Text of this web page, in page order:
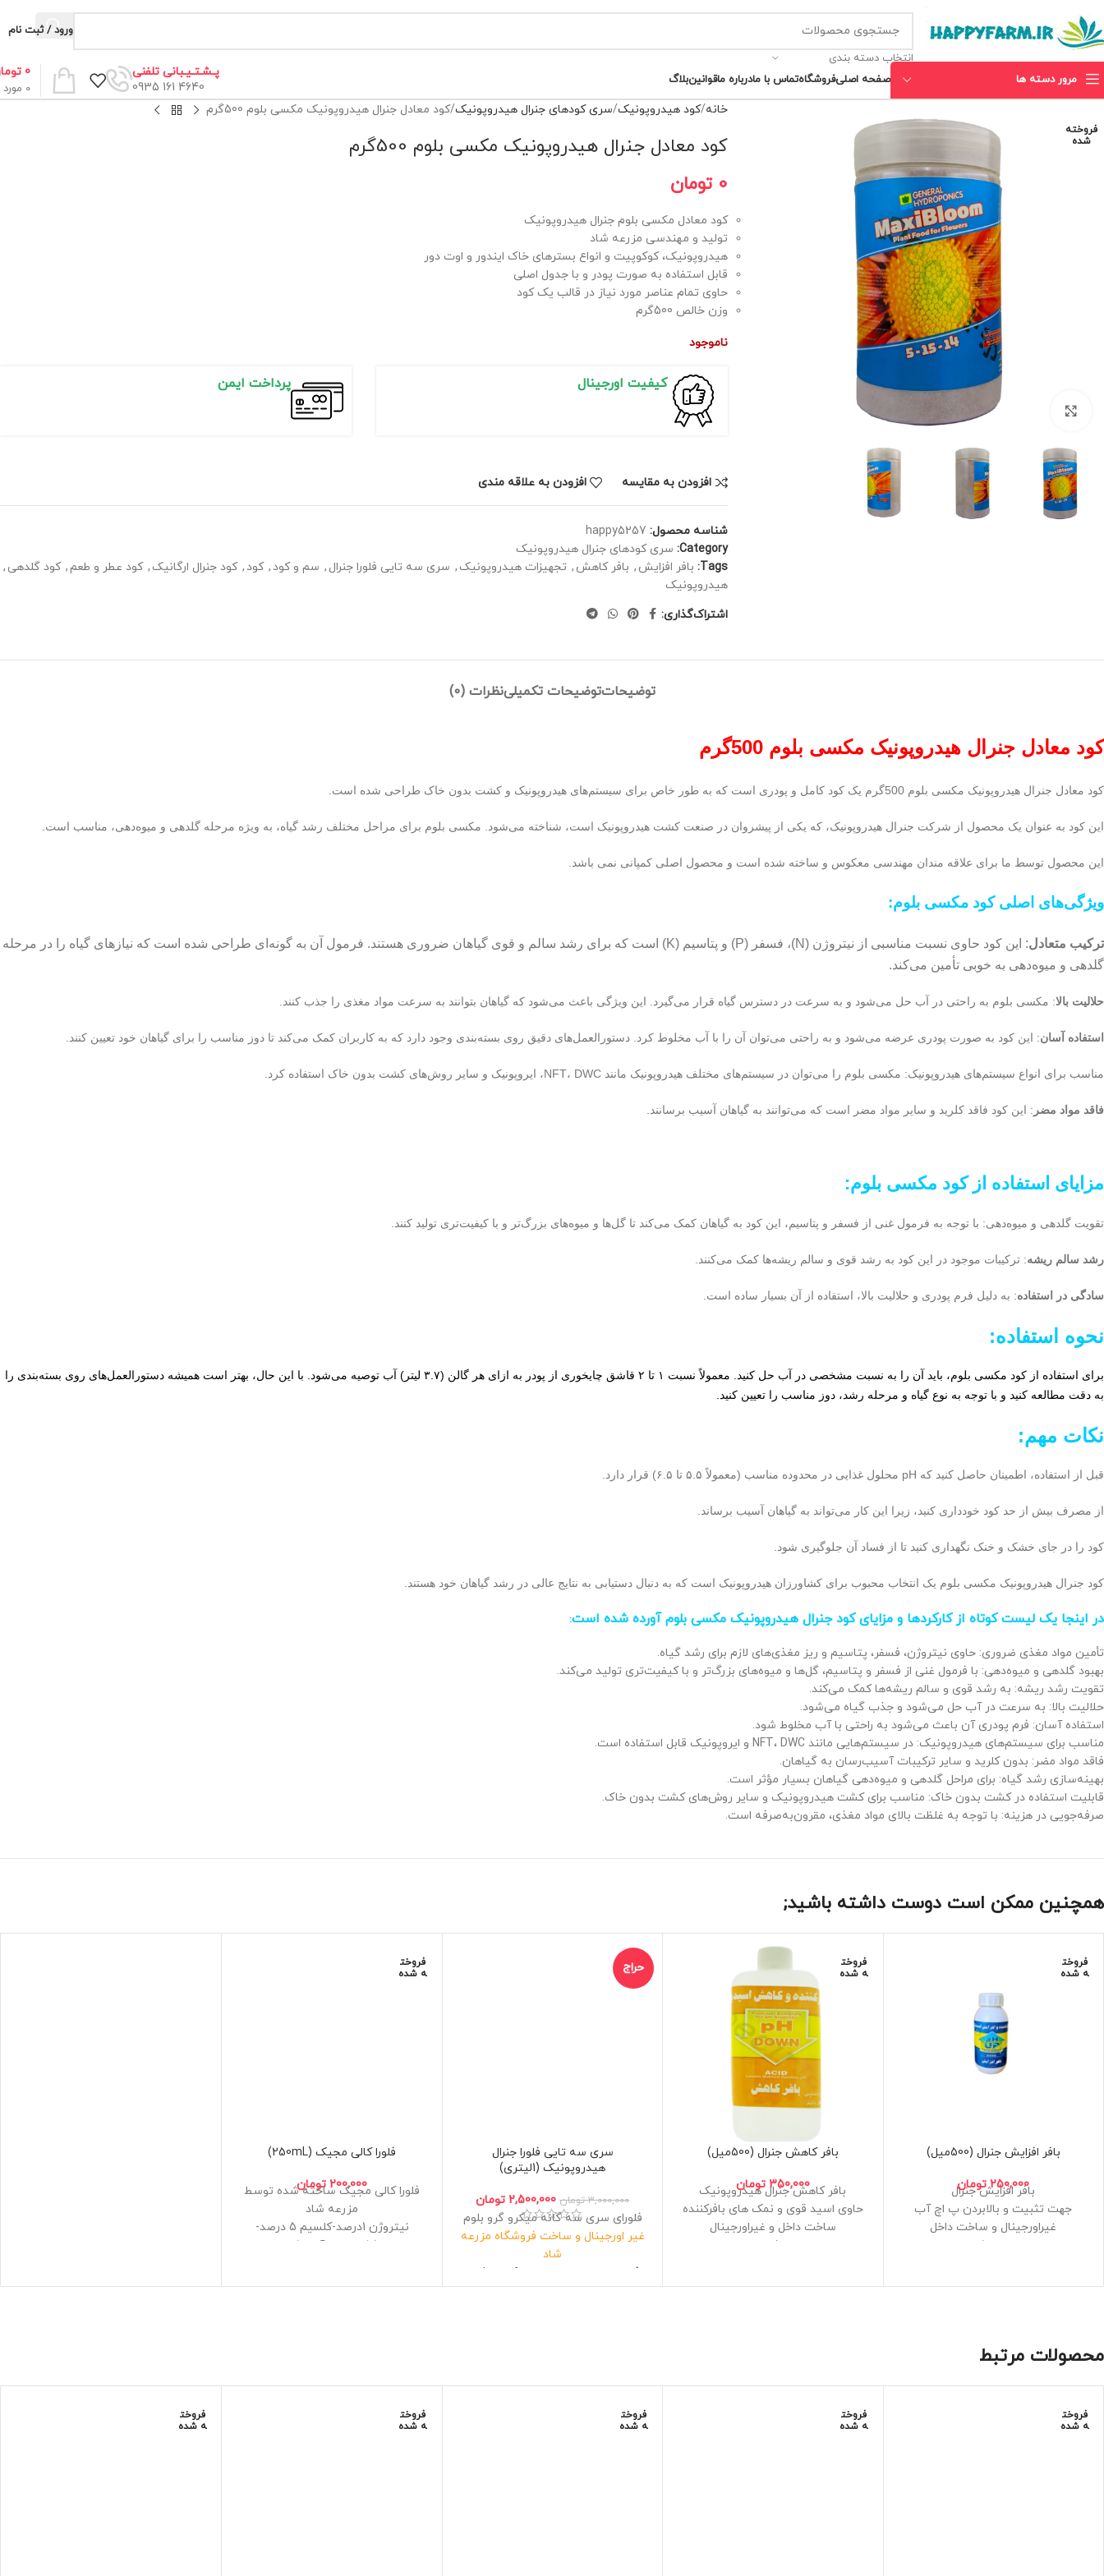
انتخاب دسته بندی
ورود / ثبت نام
مرور دسته ها صفحه اصلیفروشگاهتماس با مادرباره ماقوانینبلاگ
پـشـتـیـبانی تلفنی
4640 161 0935
0 مورد
0
فروخته
شده
برای بزرگنمایی کلیک کنید
خانه کود هیدروپونیک سری کودهای جنرال هیدروپونیک کود معادل جنرال هیدروپونیک مکسی بلوم 500گرم
کود معادل جنرال هیدروپونیک مکسی بلوم 500گرم
0 تومان
کود معادل مکسی بلوم جنرال هیدروپونیک
تولید و مهندسی مزرعه شاد
هیدروپونیک، کوکوپیت و انواع بسترهای خاک ایندور و اوت دور
قابل استفاده به صورت پودر و با جدول اصلی
حاوی تمام عناصر مورد نیاز در قالب یک کود
وزن خالص 500گرم
ناموجود
کیفیت اورجینال پرداخت ایمن
افزودن به مقایسه افزودن به علاقه مندی
شناسه محصول: happy5257
Category: سری کودهای جنرال هیدروپونیک
Tags: بافر افزایش , بافر کاهش , تجهیزات هیدروپونیک , سری سه تایی فلورا جنرال , سم و کود , کود , کود جنرال ارگانیک , کود عطر و طعم, کود گلدهی ,
هیدروپونیک
اشتراک‌گذاری:
توضیحاتتوضیحات تکمیلینظرات (0)
کود معادل جنرال هیدروپونیک مکسی بلوم 500گرم
کود معادل جنرال هیدروپونیک مکسی بلوم 500گرم یک کود کامل و پودری است که به طور خاص برای سیستم‌های هیدروپونیک و کشت بدون خاک طراحی شده است.
این کود به عنوان یک محصول از شرکت جنرال هیدروپونیک، که یکی از پیشروان در صنعت کشت هیدروپونیک است، شناخته می‌شود. مکسی بلوم برای مراحل مختلف رشد گیاه، به ویژه مرحله گلدهی و میوه‌دهی، مناسب است.
این محصول توسط ما برای علاقه مندان مهندسی معکوس و ساخته شده است و محصول اصلی کمپانی نمی باشد.
ویژگی‌های اصلی کود مکسی بلوم:
ترکیب متعادل
: این کود حاوی نسبت مناسبی از نیتروژن (N)، فسفر (P) و پتاسیم (K) است که برای رشد سالم و قوی گیاهان ضروری هستند. فرمول آن به گونه‌ای طراحی شده است که نیازهای گیاه را در مرحله
گلدهی و میوه‌دهی به خوبی تأمین می‌کند.
حلالیت بالا: مکسی بلوم به راحتی در آب حل می‌شود و به سرعت در دسترس گیاه قرار می‌گیرد. این ویژگی باعث می‌شود که گیاهان بتوانند به سرعت مواد مغذی را جذب کنند.
استفاده آسان: این کود به صورت پودری عرضه می‌شود و به راحتی می‌توان آن را با آب مخلوط کرد. دستورالعمل‌های دقیق روی بسته‌بندی وجود دارد که به کاربران کمک می‌کند تا دوز مناسب را برای گیاهان خود تعیین کنند.
مناسب برای انواع سیستم‌های هیدروپونیک: مکسی بلوم را می‌توان در سیستم‌های مختلف هیدروپونیک مانند NFT، DWC، ایروپونیک و سایر روش‌های کشت بدون خاک استفاده کرد.
فاقد مواد مضر : این کود فاقد کلرید و سایر مواد مضر است که می‌توانند به گیاهان آسیب برسانند.
مزایای استفاده از کود مکسی بلوم:
تقویت گلدهی و میوه‌دهی: با توجه به فرمول غنی از فسفر و پتاسیم، این کود به گیاهان کمک می‌کند تا گل‌ها و میوه‌های بزرگ‌تر و با کیفیت‌تری تولید کنند.
رشد سالم ریشه: ترکیبات موجود در این کود به رشد قوی و سالم ریشه‌ها کمک می‌کنند.
سادگی در استفاده: به دلیل فرم پودری و حلالیت بالا، استفاده از آن بسیار ساده است.
نحوه استفاده:
برای استفاده از کود مکسی بلوم، باید آن را به نسبت مشخصی در آب حل کنید. معمولاً نسبت ۱ تا ۲ قاشق چایخوری از پودر به ازای هر گالن (۳.۷ لیتر) آب توصیه می‌شود. با این حال، بهتر است همیشه دستورالعمل‌های روی بسته‌بندی را
به دقت مطالعه کنید و با توجه به نوع گیاه و مرحله رشد، دوز مناسب را تعیین کنید.
نکات مهم:
قبل از استفاده، اطمینان حاصل کنید که pH محلول غذایی در محدوده مناسب (معمولاً ۵.۵ تا ۶.۵) قرار دارد.
از مصرف بیش از حد کود خودداری کنید، زیرا این کار می‌تواند به گیاهان آسیب برساند.
کود را در جای خشک و خنک نگهداری کنید تا از فساد آن جلوگیری شود.
کود جنرال هیدروپونیک مکسی بلوم یک انتخاب محبوب برای کشاورزان هیدروپونیک است که به دنبال دستیابی به نتایج عالی در رشد گیاهان خود هستند.
در اینجا یک لیست کوتاه از کارکردها و مزایای کود جنرال هیدروپونیک مکسی بلوم آورده شده است:
تأمین مواد مغذی ضروری: حاوی نیتروژن، فسفر، پتاسیم و ریز مغذی‌های لازم برای رشد گیاه.
بهبود گلدهی و میوه‌دهی: با فرمول غنی از فسفر و پتاسیم، گل‌ها و میوه‌های بزرگ‌تر و با کیفیت‌تری تولید می‌کند.
تقویت رشد ریشه: به رشد قوی و سالم ریشه‌ها کمک می‌کند.
حلالیت بالا: به سرعت در آب حل می‌شود و جذب گیاه می‌شود.
استفاده آسان: فرم پودری آن باعث می‌شود به راحتی با آب مخلوط شود.
مناسب برای سیستم‌های هیدروپونیک: در سیستم‌هایی مانند NFT، DWC و ایروپونیک قابل استفاده است.
فاقد مواد مضر: بدون کلرید و سایر ترکیبات آسیب‌رسان به گیاهان.
بهینه‌سازی رشد گیاه: برای مراحل گلدهی و میوه‌دهی گیاهان بسیار مؤثر است.
قابلیت استفاده در کشت بدون خاک: مناسب برای کشت هیدروپونیک و سایر روش‌های کشت بدون خاک.
صرفه‌جویی در هزینه: با توجه به غلظت بالای مواد مغذی، مقرون‌به‌صرفه است.
همچنین ممکن است دوست داشته باشید;
فروخت
ه شده
بافر افزایش جنرال (500میل)
250,000 تومان
بافر افزایش جنرال
جهت تثبیت و بالابردن پ اچ آب
غیراورجینال و ساخت داخل
فروخت
ه شده
بافر کاهش جنرال (500میل)
350,000 تومان
بافر کاهش جنرال هیدروپونیک
حاوی اسید قوی و نمک های بافرکننده
ساخت داخل و غیراورجینال
حراج
سری سه تایی فلورا جنرال
هیدروپونیک (1لیتری)
3,000,000 تومان 2,500,000 تومان
فلورای سری سه گانه میکرو گرو بلوم
غیر اورجینال و ساخت فروشگاه مزرعه
شاد
فرمولاسیون مهندسی معکوس شده
فلورای سری سه تایی پایه
فروخت
ه شده
فلورا کالی مجیک (250mL)
200,000 تومان
فلورا کالی مجیک ساخته شده توسط
مزرعه شاد
نیتروژن 1درصد-کلسیم 5 درصد-
محصولات مرتبط
فروخت
ه شده
فروخت
ه شده
فروخت
ه شده
فروخت
ه شده
فروخت
ه شده